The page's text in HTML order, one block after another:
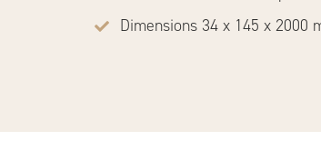
Dimensions 34 x 145 x 2000